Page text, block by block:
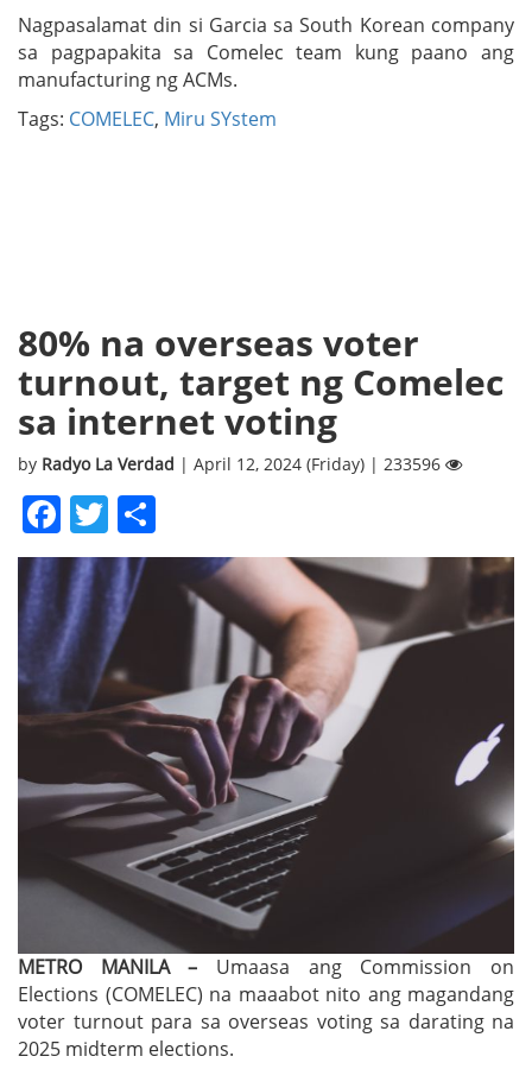
Nagpasalamat din si Garcia sa South Korean company
sa pagpapakita sa Comelec team kung paano ang
manufacturing ng ACMs.
Tags: COMELEC, Miru SYstem
80% na overseas voter
turnout, target ng Comelec
sa internet voting
by Radyo La Verdad | April 12, 2024 (Friday) | 233596
Facebook
Twitter
METRO MANILA – Umaasa ang Commission on
Elections (COMELEC) na maaabot nito ang magandang
voter turnout para sa overseas voting sa darating na
2025 midterm elections.